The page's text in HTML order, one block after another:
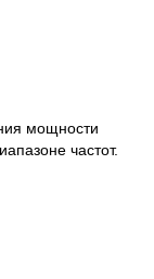
мощности
частот.